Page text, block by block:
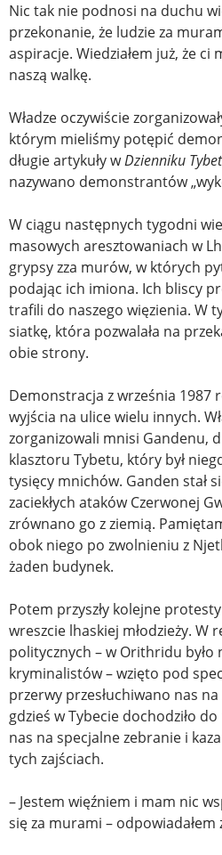
Nic tak nie podnosi na duchu
przekonanie, że ludzie za
aspiracje. Wiedziałem już, że ci
naszą walkę.
Władze oczywiście
którym mieliśmy potępić
długie artykuły wDzienniku
nazywano demonstrantów
W ciągu następnych tygodni
masowych aresztowaniach w
grypsy zza murów, w których
podając ich imiona. Ich bliscy
trafili do naszego więzienia. W
siatkę, która pozwalała na
obie strony.
Demonstracja z września 1987
wyjścia na ulice wielu innych.
zorganizowali mnisi Gandenu,
klasztoru Tybetu, który był
tysięcy mnichów. Ganden stał
zaciekłych ataków Czerwonej
zrównano go z ziemią.
obok niego po zwolnieniu z
żaden budynek.
Potem przyszły kolejne
wreszcie lhaskiej młodzieży. W
politycznych – w Orithridu
kryminalistów – wzięto pod
przerwy przesłuchiwano nas
gdzieś w Tybecie dochodziło
nas na specjalne zebranie i
tych zajściach.
– Jestem więźniem i mam nic
się za murami – odpowiadałem